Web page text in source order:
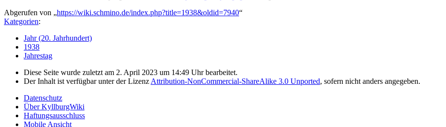
Abgerufen von „https://wiki.schmino.de/index.php?title=1938&oldid=7940“
Kategorien:
Jahr (20. Jahrhundert)
1938
Jahrestag
Diese Seite wurde zuletzt am 2. April 2023 um 14:49 Uhr bearbeitet.
Der Inhalt ist verfügbar unter der Lizenz Attribution-NonCommercial-ShareAlike 3.0 Unported, sofern nicht anders angegeben.
Datenschutz
Über KyllburgWiki
Haftungsausschluss
Mobile Ansicht